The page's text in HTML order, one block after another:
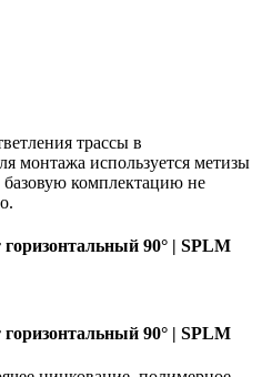
трассы в
монтажа используется метизы
комплектацию не
90° | SPLM
90° | SPLM